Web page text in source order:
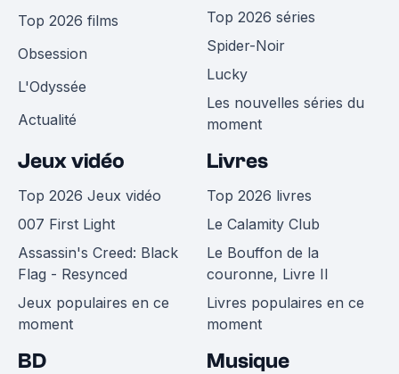
Top 2026 films
Obsession
L'Odyssée
Actualité
Top 2026 séries
Spider-Noir
Lucky
Les nouvelles séries du
moment
Jeux vidéo
Top 2026 Jeux vidéo
007 First Light
Assassin's Creed: Black
Flag - Resynced
Jeux populaires en ce
moment
Livres
Top 2026 livres
Le Calamity Club
Le Bouffon de la
couronne, Livre II
Livres populaires en ce
moment
BD Musique